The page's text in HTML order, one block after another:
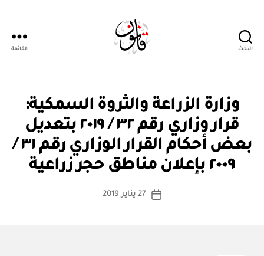
البحث القائمة
التصنيفات
زا
ر
وزارة الزراعة والثروة السمكية:
قرار وزاري رقم ٣٢ / ٢٠١٩ بتعديل
بعض أحكام القرار الوزاري رقم ٣١ /
٢٠٠٩ بإعلان مناطق حجر زراعية
كاتب
بو
س
ة
تاريخ
27 يناير 2019